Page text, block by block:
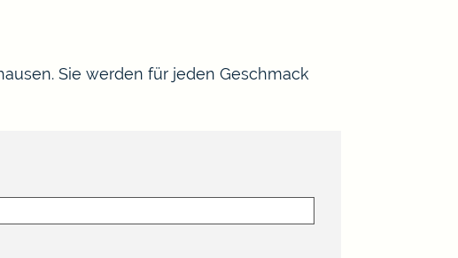
Sie werden für jeden Geschmack